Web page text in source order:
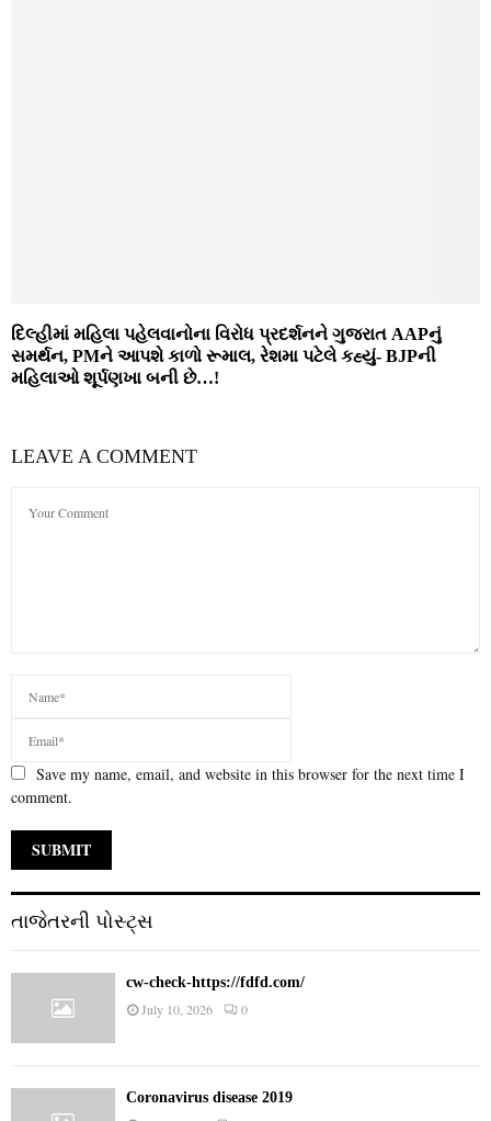
દિલ્હીમાં મહિલા પહેલવાનોના વિરોધ પ્રદર્શનને ગુજરાત AAPનું
સમર્થન, PMને આપશે કાળો રૂમાલ, રેશમા પટેલે કહ્યું- BJPની
મહિલાઓ શૂર્પણખા બની છે…!
LEAVE A COMMENT
Save my name, email, and website in this browser for the next time I
comment.
તાજેતરની પોસ્ટ્સ
cw-check-https://fdfd.com/
July 10, 2026 0
Coronavirus disease 2019